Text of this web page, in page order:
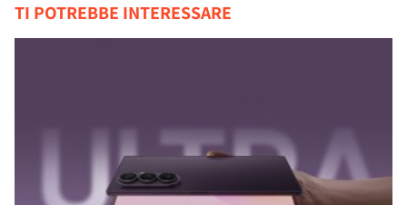
TI POTREBBE INTERESSARE